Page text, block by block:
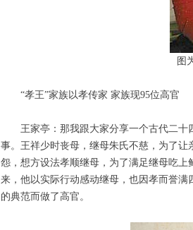
图
“孝王”家族以孝传家 家族现95位高官
王家亭：那我跟大家分享一个古代二
事。王祥少时丧母，继母朱氏不慈，为了
怨，想方设法孝顺继母，为了满足继母吃
来，他以实际行动感动继母，也因孝而誉
的典范而做了高官。